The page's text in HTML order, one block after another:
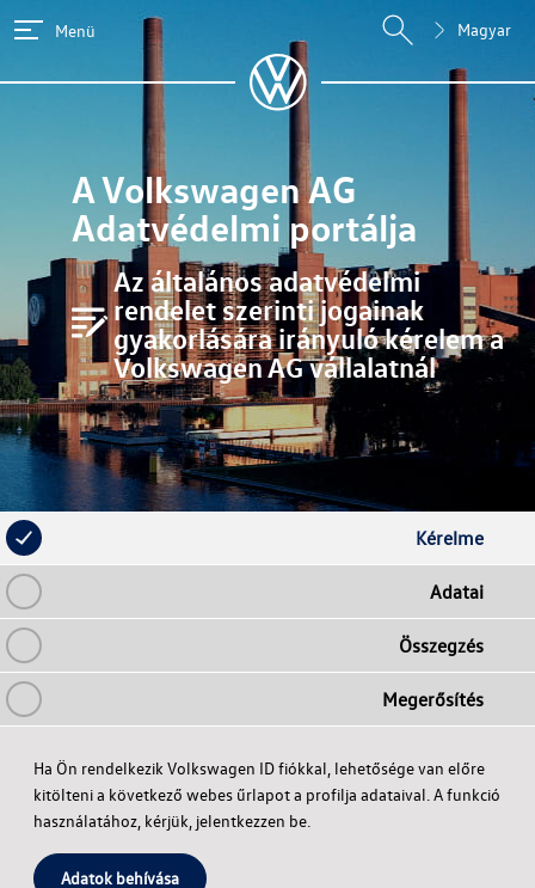
Menü Magyar
AVolkswagen AG
Adatvédelmi portálja
Az általános adatvédelmi
rendelet szerinti jogainak
gyakorlására irányuló kérelem a
Volkswagen AG vállalatnál
Kérelme
Adatai
Összegzés
Megerősítés
Ha Ön rendelkezik Volkswagen ID fiókkal, lehetősége van előre
kitölteni a következő webes űrlapot a profilja adataival. A funkció
használatához, kérjük, jelentkezzen be.
Adatok behívása